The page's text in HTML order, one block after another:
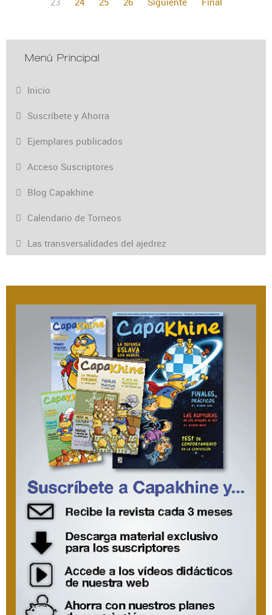
Menú Principal
Inicio
Suscríbete y Ahorra
Ejemplares publicados
Acceso Suscriptores
Blog Capakhine
Calendario de Torneos
Las transversalidades del ajedrez